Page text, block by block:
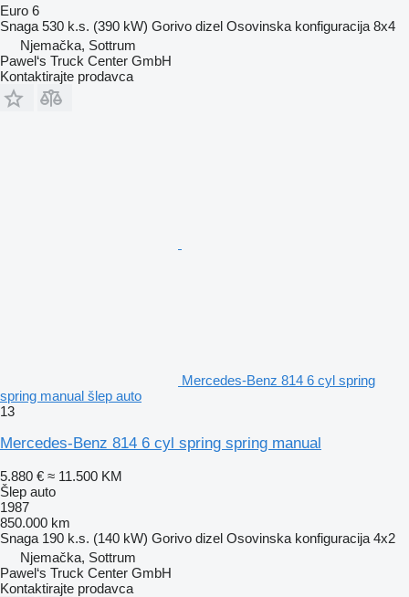
Euro 6
Snaga 530 k.s. (390 kW) Gorivo dizel Osovinska konfiguracija 8x4
Njemačka, Sottrum
Pawel‘s Truck Center GmbH
Kontaktirajte prodavca
Mercedes-Benz 814 6 cyl spring
spring manual šlep auto
13
Mercedes-Benz 814 6 cyl spring spring manual
5.880 € ≈ 11.500 KM
Šlep auto
1987
850.000 km
Snaga 190 k.s. (140 kW) Gorivo dizel Osovinska konfiguracija 4x2
Njemačka, Sottrum
Pawel‘s Truck Center GmbH
Kontaktirajte prodavca